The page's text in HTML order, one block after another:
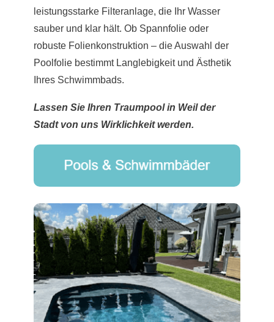
leistungsstarke Filteranlage, die Ihr Wasser
sauber und klar hält. Ob Spannfolie oder
robuste Folienkonstruktion – die Auswahl der
Poolfolie bestimmt Langlebigkeit und Ästhetik
Ihres Schwimmbads.
Lassen Sie Ihren Traumpool in Weil der
Stadt von uns Wirklichkeit werden.